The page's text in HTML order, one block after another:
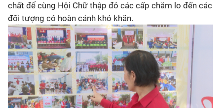
chất để cùng Hội Chữ thập đỏ các cấp chăm lo đến các
đối tượng có hoàn cảnh khó khăn.